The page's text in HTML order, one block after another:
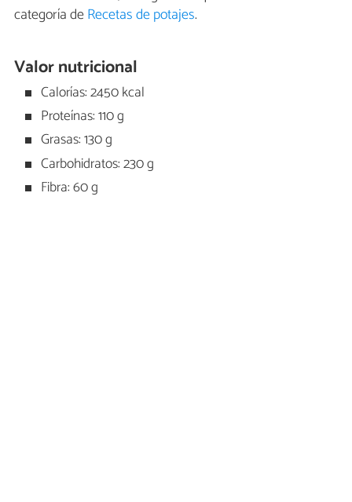
categoría deRecetas de potajes.
Valor nutricional
Calorías: 2450 kcal
Proteínas: 110 g
Grasas: 130 g
Carbohidratos: 230 g
Fibra: 60 g